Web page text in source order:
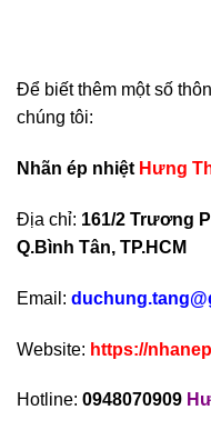
Để biết thêm một số
chúng tôi:
Nhãn ép nhiệt Hưng
Địa chỉ: 161/2 Trương
Q.Bình Tân, TP.HCM
Email:
Website: https://
Hotline: 0948070909